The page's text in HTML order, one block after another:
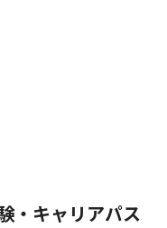
・キャリアパス